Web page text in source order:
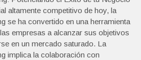
altamente competitivo de hoy, la
se ha convertido en una herramienta
empresas a alcanzar sus objetivos
en un mercado saturado. La
implica la colaboración con